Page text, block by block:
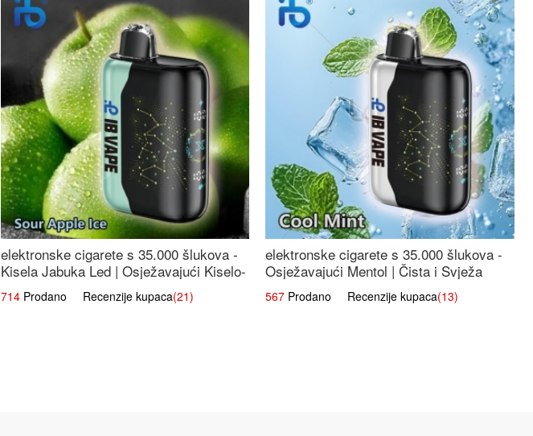
elektronske cigarete s 35.000 šlukova -
Kisela Jabuka Led | Osježavajući Kiselo-
Slatki Okus
714Prodano Recenzije kupaca(21)
elektronske cigarete s 35.000 šlukova -
Osježavajući Mentol | Čista i Svježa
Okus
567 Prodano Recenzije kupaca(13)